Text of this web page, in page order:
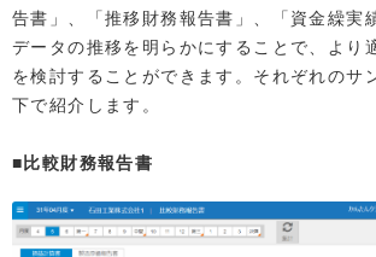
告書」、「推移財務報告書」、「資金繰実
データの推移を明らかにすることで、より
を検討することができます。それぞれのサ
下で紹介します。
■比較財務報告書